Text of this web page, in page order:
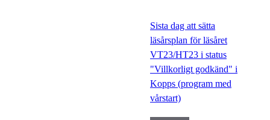
Sista dag att sätta
läsårsplan för läsåret
VT23/HT23 i status
"Villkorligt godkänd" i
Kopps (program med
vårstart)